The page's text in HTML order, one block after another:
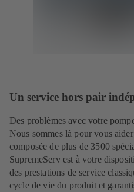
Un service hors pair
Des problèmes avec votre
Nous sommes là pour vous
composée de plus de 3500
SupremeServ est à votre
des prestations de service
cycle de vie du produit et